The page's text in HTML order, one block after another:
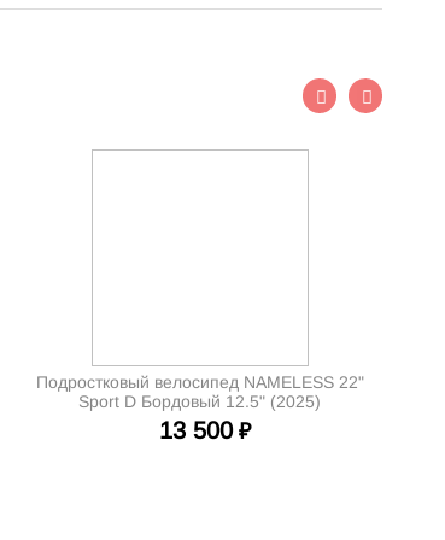
Подростковый велосипед NAMELESS 22"
Sport D Бордовый 12.5" (2025)
13 500 ₽